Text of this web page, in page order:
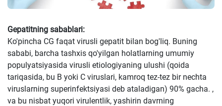
Gepatitning sabablari:
Ko'pincha CG faqat virusli gepatit bilan bog'liq. Buning
sababi, barcha tashxis qo'yilgan holatlarning umumiy
populyatsiyasida virusli etiologiyaning ulushi (qoida
tariqasida, bu B yoki C viruslari, kamroq tez-tez bir nechta
viruslarning superinfektsiyasi deb ataladigan) 90% gacha. ,
va bu nisbat yuqori virulentlik, yashirin davrning